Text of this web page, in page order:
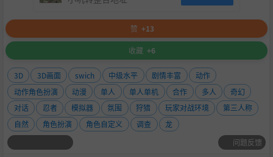
赞 +13
收藏 +6
3D 3D画面 swich 中级水平 剧情丰富
动作
动作角色扮演
动漫 单人 单人单机 合作 多人
奇幻
对话
忍者 模拟器 氛围 狩猎 玩家对战环境
第三人称
自然
角色扮演 角色自定义 调查
龙
问题反馈